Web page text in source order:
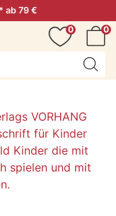
ab 79 €
0
0